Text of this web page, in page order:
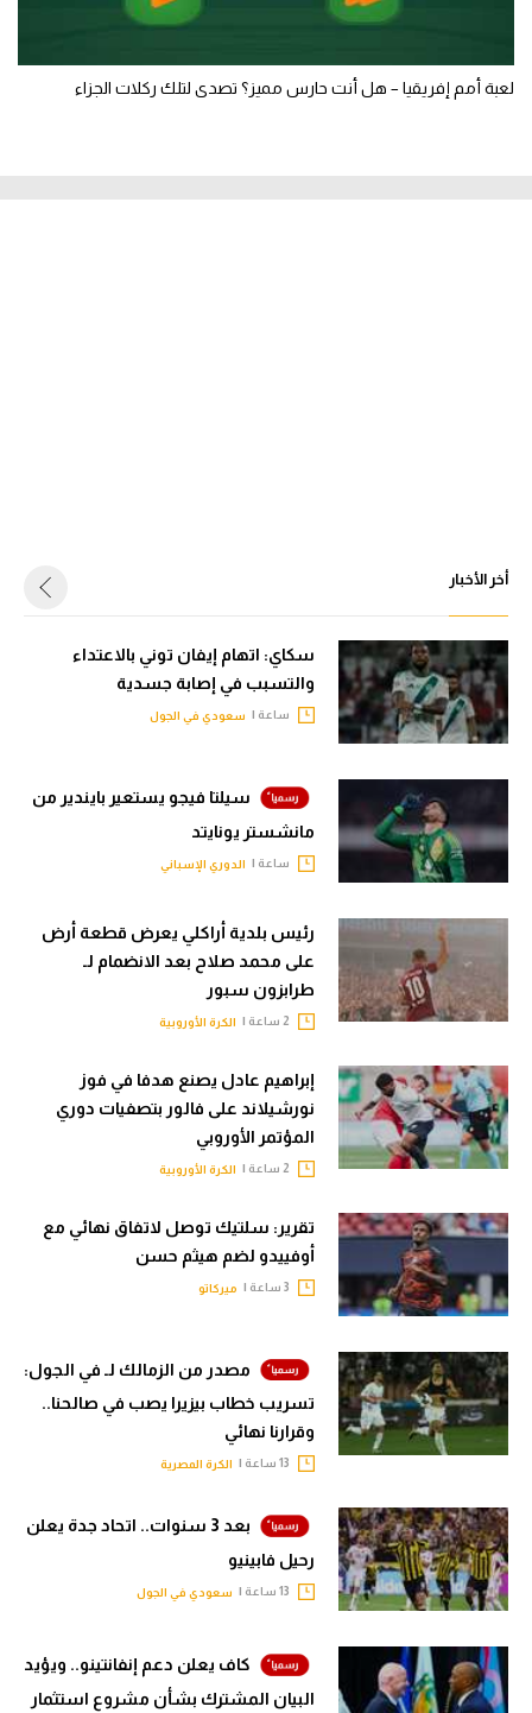
لعبة أمم إفريقيا – هل أنت حارس مميز؟ تصدى لتلك ركلات الجزاء
أخر الأخبار
سكاي: اتهام إيفان توني بالاعتداء
والتسبب في إصابة جسدية
ساعة | سعودي في الجول
سيلتا فيجو يستعير بايندير من
مانشستر يونايتد
ساعة | الدوري الإسباني
رئيس بلدية أراكلي يعرض قطعة أرض
على محمد صلاح بعد الانضمام لـ
طرابزون سبور
الكرة الأوروبية
إبراهيم عادل يصنع هدفا في فوز
نورشيلاند على فالور بتصفيات دوري
المؤتمر الأوروبي
الكرة الأوروبية
تقرير: سلتيك توصل لاتفاق نهائي مع
أوفييدو لضم هيثم حسن
ميركاتو
مصدر من الزمالك لـ في الجول:
تسريب خطاب بيزيرا يصب في صالحنا..
وقرارنا نهائي
الكرة المصرية
بعد 3 سنوات.. اتحاد جدة يعلن
رحيل فابينيو
سعودي في الجول
كاف يعلن دعم إنفانتينو.. ويؤيد
البيان المشترك بشأن مشروع استثمار